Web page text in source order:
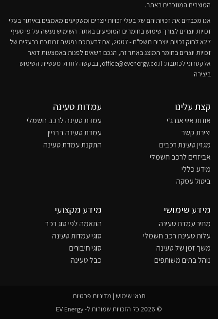
המוצרים המוזכרים באתר.
אנו מכבדים את זכויותיהם של בעלי זכויות יוצרים ומשקיעים מאמצים באיתור בעלי
זכויות יוצרים לצורך שימוש בחומרים המופיעים באתר. השימוש נעשה על פי סעיף
27א לחוק זכויות יוצרים תשס"ח - 2007, אם לדעתכם נפגעה זכותכם כבעלים של
זכויות יוצרים בחומר המוצג באתר זה, הנכם רשאים לפנות באמצעות דואר
אלקטרוני לכתובת: office@evenergy.co.il, בבקשה לחדול מעשיית השימוש
ביצירה.
קצת עלינו
אודות איוי אנרג'י
יצירת קשר
מגזין טעינת רכבים
אביזרים לרכב חשמלי
מידע כללי
ביטול עסקה
עמדות טעינה
עמדת טעינה לרכב חשמלי
עמדת טעינה בבניין
התקנת עמדת טעינה
מידע שימושי
מחיר עמדת טעינה
עלות טעינת רכב חשמלי
משך זמן של טעינה
נוהל בתים משותפים
מידע מקצועי
התאמה לפי סוג רכב
סוגי עמדות טעינה
סוגי חיבורים
כבל טעינה
תנאי שימוש | מדיניות פרטיות
© 2026 כל הזכויות שמורות ל- EV Energy